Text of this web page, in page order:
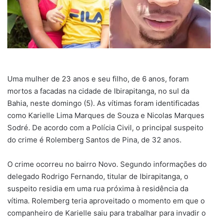
Uma mulher de 23 anos e seu filho, de 6 anos, foram
mortos a facadas na cidade de Ibirapitanga, no sul da
Bahia, neste domingo (5). As vítimas foram identificadas
como Karielle Lima Marques de Souza e Nicolas Marques
Sodré. De acordo com a Polícia Civil, o principal suspeito
do crime é Rolemberg Santos de Pina, de 32 anos.
O crime ocorreu no bairro Novo. Segundo informações do
delegado Rodrigo Fernando, titular de Ibirapitanga, o
suspeito residia em uma rua próxima à residência da
vítima. Rolemberg teria aproveitado o momento em que o
companheiro de Karielle saiu para trabalhar para invadir o